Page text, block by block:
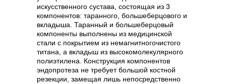
современных титановых
компрессирующих винтов с памятью
формы;
анатомических пластин с угловой
стабильностью;
в отдельных случаях – аппаратов
внешней фиксации.
Ключевые преимущества метода:
искусственного сустава, состоящая из 3
компонентов: таранного, большеберцового и
вкладыша. Таранный и большеберцовый
компоненты выполнены из медицинской
стали с покрытием из немагнитногочистого
титана, а вкладыш из высокомолекулярного
полиэтилена. Конструкция компонентов
эндопротеза не требует большой костной
резекции, замещая лишь непосредственно